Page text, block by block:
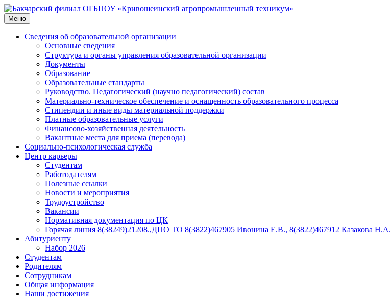
Перейти
к
содержимому
Меню
Сведения об образовательной организации
Основные сведения
Структура и органы управления образовательной организации
Документы
Образование
Образовательные стандарты
Руководство. Педагогический (научно педагогический) состав
Материально-техническое обеспечение и оснащенность образовательного процесса
Стипендии и иные виды материальной поддержки
Платные образовательные услуги
Финансово-хозяйственная деятельность
Вакантные места для приема (перевода)
Социально-психологическая служба
Центр карьеры
Студентам
Работодателям
Полезные ссылки
Новости и мероприятия
Трудоустройство
Вакансии
Нормативная документация по ЦК
Горячая линия 8(38249)21208.,ДПО ТО 8(3822)467905 Ивонина Е.В., 8(3822)467912 Казакова Н.А.
Абитуриенту
Набор 2026
Студентам
Родителям
Сотрудникам
Общая информация
Наши достижения